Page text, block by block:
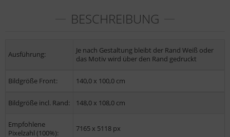
BESCHREIBUNG
Ausführung:
Je nach Gestaltung bleibt der Rand Weiß oder
das Motiv wird über den Rand gedruckt
Bildgröße Front: 140,0 x 100,0 cm
Bildgröße incl. Rand: 148,0 x 108,0 cm
Empfohlene
Pixelzahl (100%):
7165 x 5118 px